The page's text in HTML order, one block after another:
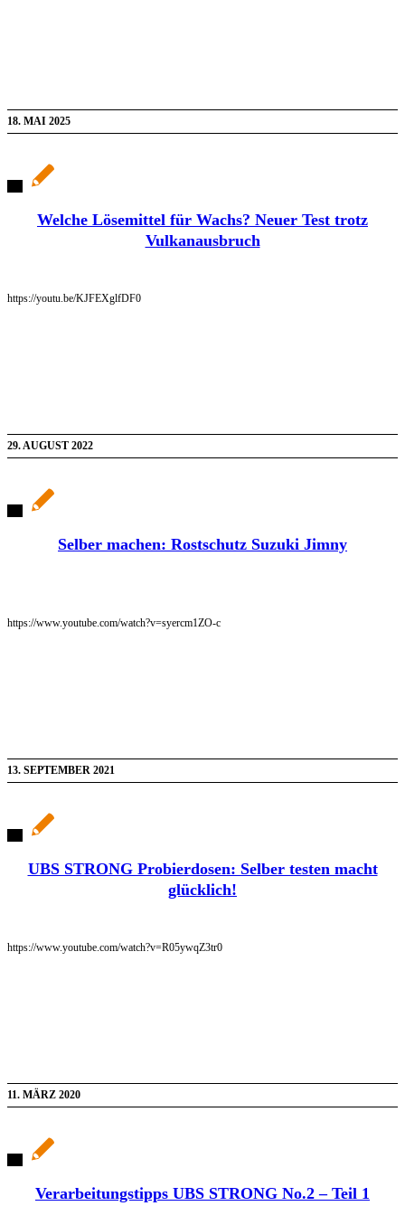
18. MAI 2025
Welche Lösemittel für Wachs? Neuer Test trotz
Vulkanausbruch
https://youtu.be/KJFEXglfDF0
29. AUGUST 2022
Selber machen: Rostschutz Suzuki Jimny
https://www.youtube.com/watch?v=syercm1ZO-c
13. SEPTEMBER 2021
UBS STRONG Probierdosen: Selber testen macht
glücklich!
https://www.youtube.com/watch?v=R05ywqZ3tr0
11. MÄRZ 2020
Verarbeitungstipps UBS STRONG No.2 – Teil 1